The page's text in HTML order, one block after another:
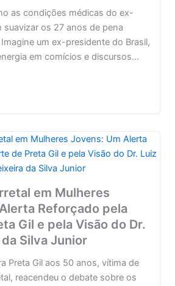
as condições médicas do ex-
suavizar os 27 anos de pena
um ex-presidente do Brasil,
em comícios e discursos...
em Mulheres
Reforçado pela
Gil e pela Visão do Dr.
Silva Junior
Preta Gil aos 50 anos, vítima de
reacendeu o debate sobre os